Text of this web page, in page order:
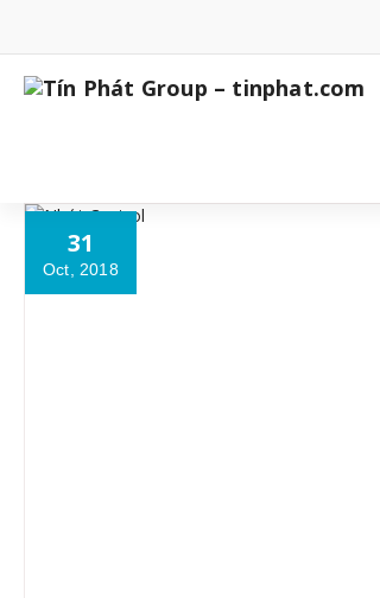
content
31
Oct, 2018